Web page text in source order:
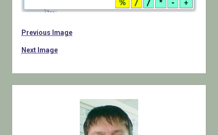
Previous Image
Next Image